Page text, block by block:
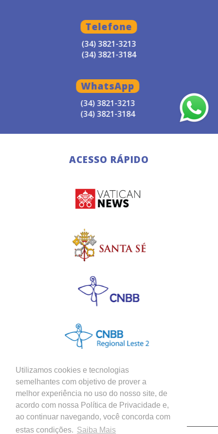
Utilizamos cookies e tecnologias
semelhantes com objetivo de prover a
melhor experiência no uso do nosso site, de
acordo com nossa Política de Privacidade e,
ao continuar navegando, você concorda com
estas condições. Saiba Mais
Telefone
(34) 3821-3213
(34) 3821-3184
WhatsApp
(34) 3821-3213
(34) 3821-3184
ACESSO RÁPIDO
Siga nossas Redes Sociais